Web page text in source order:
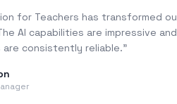
for Teachers has transformed
AI capabilities are impressive and
consistently reliable."